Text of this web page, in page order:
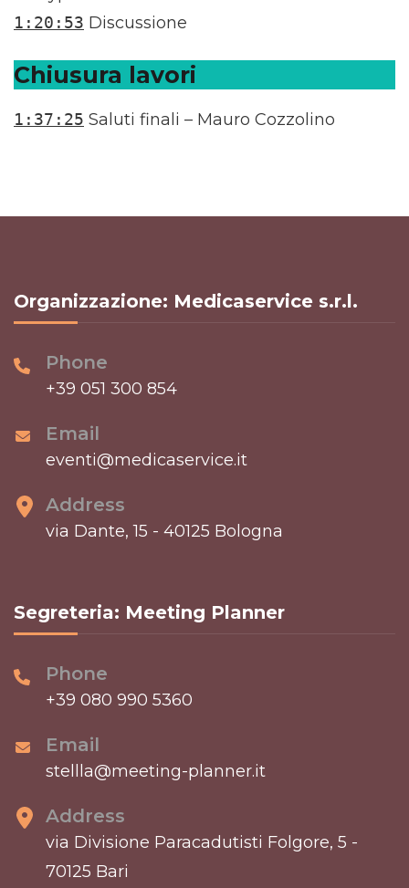
1:20:53 Discussione
Chiusura lavori
1:37:25 Saluti finali – Mauro Cozzolino
Organizzazione: Medicaservice s.r.l.
Phone
+39 051 300 854
Email
eventi@medicaservice.it
Address
via Dante, 15 - 40125 Bologna
Segreteria: Meeting Planner
Phone
+39 080 990 5360
Email
stellla@meeting-planner.it
Address
via Divisione Paracadutisti Folgore, 5 -
70125 Bari